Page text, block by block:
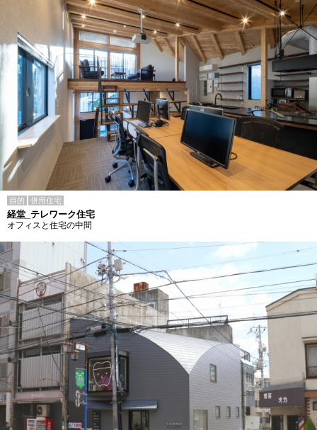
目的 併用住宅
経堂_テレワーク住宅
オフィスと住宅の中間